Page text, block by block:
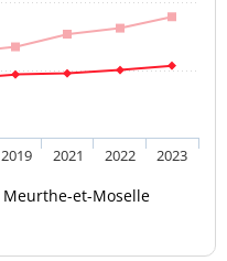
Meurthe-et-Moselle
2019 2021 2022 2023